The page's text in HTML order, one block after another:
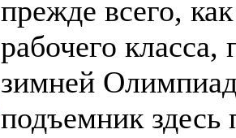
прежде всего,
рабочего
зимней
подъемник здесь